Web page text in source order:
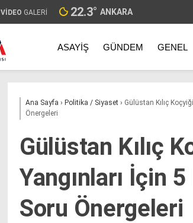
VİDEO GALERİ 22.3° ANKARA
ASAYIŞ GÜNDEM GENEL
Ana Sayfa › Politika / Siyaset › Gülüstan Kılıç
Önergeleri
Gülüstan Kılıç
Yangınları İçin
Soru Önergeleri